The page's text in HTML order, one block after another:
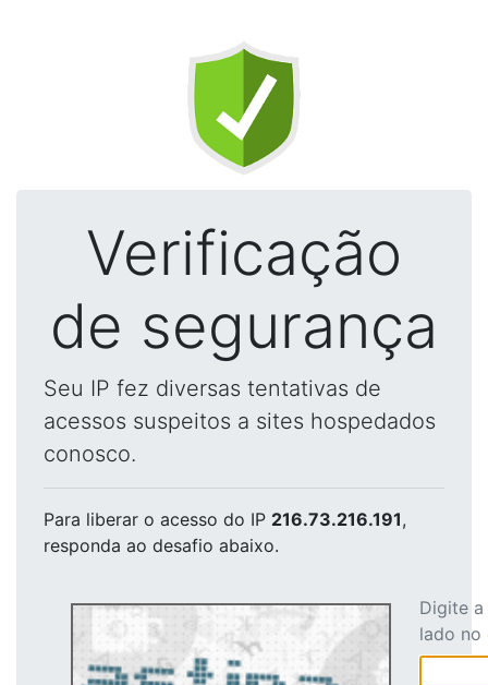
Verificação
de segurança
Seu IP fez diversas tentativas de
acessos suspeitos a sites hospedados
conosco.
Para liberar o acesso do IP 216.73.216.191,
responda ao desafio abaixo.
Digite
lado no